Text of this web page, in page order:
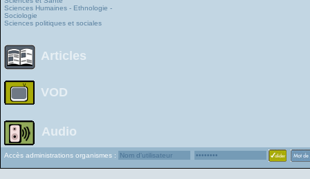
Sciences Humaines - Ethnologie -
Sociologie
Sciences politiques et sociales
Articles
VOD
Audio
Accès administrations organismes :